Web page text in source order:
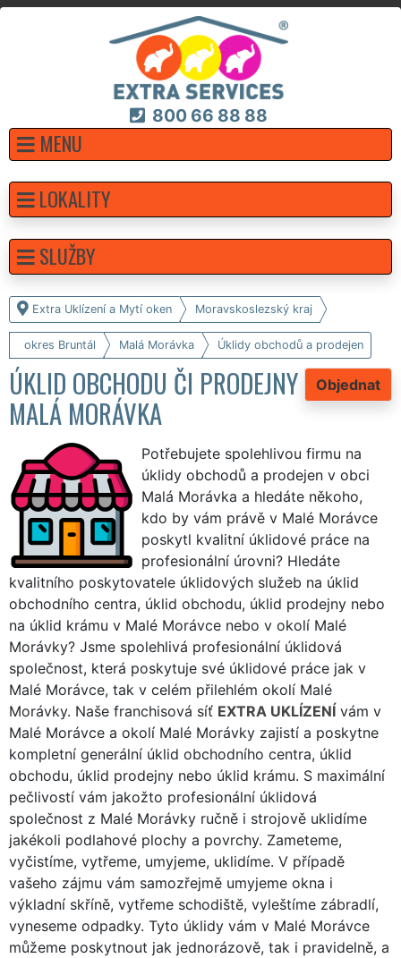
800 66 88 88
MENU
Extra Uklízení a Mytí oken Moravskoslezský kraj
okres Bruntál Malá Morávka Úklidy obchodů a prodejen
Objednat
ÚKLID OBCHODU ČI PRODEJNY
MALÁ MORÁVKA
Potřebujete spolehlivou firmu na
úklidy obchodů a prodejen v obci
Malá Morávka a hledáte někoho,
kdo by vám právě v Malé Morávce
poskytl kvalitní úklidové práce na
profesionální úrovni? Hledáte
kvalitního poskytovatele úklidových služeb na úklid
obchodního centra, úklid obchodu, úklid prodejny nebo
na úklid krámu v Malé Morávce nebo v okolí Malé
Morávky? Jsme spolehlivá profesionální úklidová
společnost, která poskytuje své úklidové práce jak v
Malé Morávce, tak v celém přilehlém okolí Malé
Morávky. Naše franchisová síť EXTRA UKLÍZENÍ vám v
Malé Morávce a okolí Malé Morávky zajistí a poskytne
kompletní generální úklid obchodního centra, úklid
obchodu, úklid prodejny nebo úklid krámu. S maximální
pečlivostí vám jakožto profesionální úklidová
společnost z Malé Morávky ručně i strojově uklidíme
jakékoli podlahové plochy a povrchy. Zameteme,
vyčistíme, vytřeme, umyjeme, uklidíme. V případě
vašeho zájmu vám samozřejmě umyjeme okna i
výkladní skříně, vytřeme schodiště, vyleštíme zábradlí,
vyneseme odpadky. Tyto úklidy vám v Malé Morávce
můžeme poskytnout jak jednorázově, tak i pravidelně, a
LOKALITY
SLUŽBY